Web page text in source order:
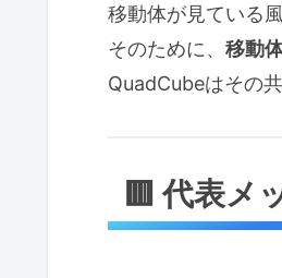
移動体が見ている
そのために、 移動
QuadCubeはその
🟥 代表メ